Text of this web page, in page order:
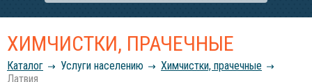
ХИМЧИСТКИ, ПРАЧЕЧНЫЕ
Каталог Услуги населению
Химчистки, прачечные
Латвия